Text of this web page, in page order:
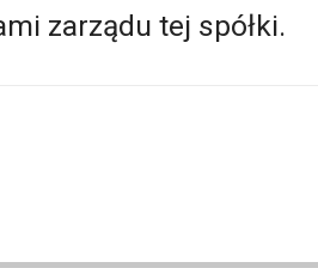
zarządu tej spółki.